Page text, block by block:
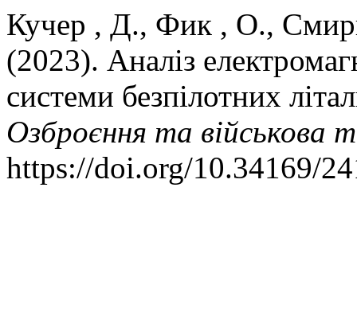
Кучер , Д., Фик , О.,
(2023). Аналіз
системи безпілотних
Озброєння та військова
https://doi.org/10.34169/